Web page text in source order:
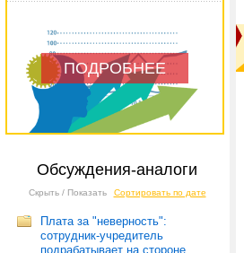
ПОДРОБНЕЕ
Обсуждения-аналоги
Скрыть / Показать Сортировать по дате
Плата за "неверность":
сотрудник-учредитель
подрабатывает на стороне